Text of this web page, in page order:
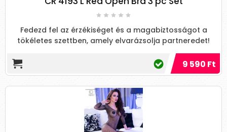
Fedezd fel az érzékiséget és a magabiztosságot a
tökéletes szettben, amely elvarázsolja partneredet!
9 590 Ft